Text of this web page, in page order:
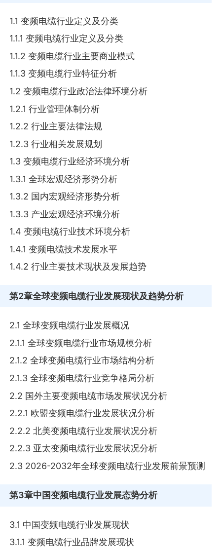
1.1 变频电缆行业定义及分类
1.1.1 变频电缆行业定义及分类
1.1.2 变频电缆行业主要商业模式
1.1.3 变频电缆行业特征分析
1.2 变频电缆行业政治法律环境分析
1.2.1 行业管理体制分析
1.2.2 行业主要法律法规
1.2.3 行业相关发展规划
1.3 变频电缆行业经济环境分析
1.3.1 全球宏观经济形势分析
1.3.2 国内宏观经济形势分析
1.3.3 产业宏观经济环境分析
1.4 变频电缆行业技术环境分析
1.4.1 变频电缆技术发展水平
1.4.2 行业主要技术现状及发展趋势
第2章全球变频电缆行业发展现状及趋势分析
2.1 全球变频电缆行业发展概况
2.1.1 全球变频电缆行业市场规模分析
2.1.2 全球变频电缆行业市场结构分析
2.1.3 全球变频电缆行业竞争格局分析
2.2 国外主要变频电缆市场发展状况分析
2.2.1 欧盟变频电缆行业发展状况分析
2.2.2 北美变频电缆行业发展状况分析
2.2.3 亚太变频电缆行业发展状况分析
2.3 2026-2032年全球变频电缆行业发展前景预测
第3章中国变频电缆行业发展态势分析
3.1 中国变频电缆行业发展现状
3.1.1 变频电缆行业品牌发展现状